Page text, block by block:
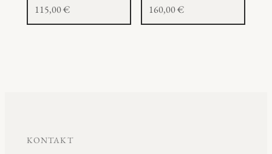
115,00€ 160,00€
KONTAKT